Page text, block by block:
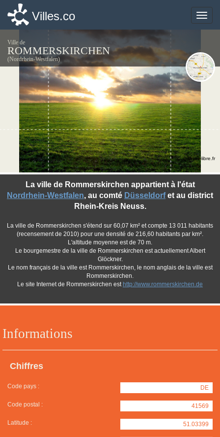
Toggle
Villes.co
Ville de
ROMMERSKIRCHEN
(Nordrhein-Westfalen)
Informations
Chiffres
Code pays : DE
Code postal : 41569
Latitude : 51.03399
La ville de Rommerskirchen appartient à l'état
Nordrhein-Westfalen, au comté Düsseldorfet au district
Rhein-Kreis Neuss.
La ville de Rommerskirchen s'étend sur 60,07 km² et compte 13 011 habitants
(recensement de 2010) pour une densité de 216,60 habitants par km².
L'altitude moyenne est de 70 m.
Le bourgemestre de la ville de Rommerskirchen est actuellement Albert
Glöckner.
Le nom français de la ville est Rommerskirchen, le nom anglais de la ville est
Rommerskirchen.
Le site Internet de Rommerskirchen est http://www.rommerskirchen.de
©photo-libre.fr
Toggle
Villes.co